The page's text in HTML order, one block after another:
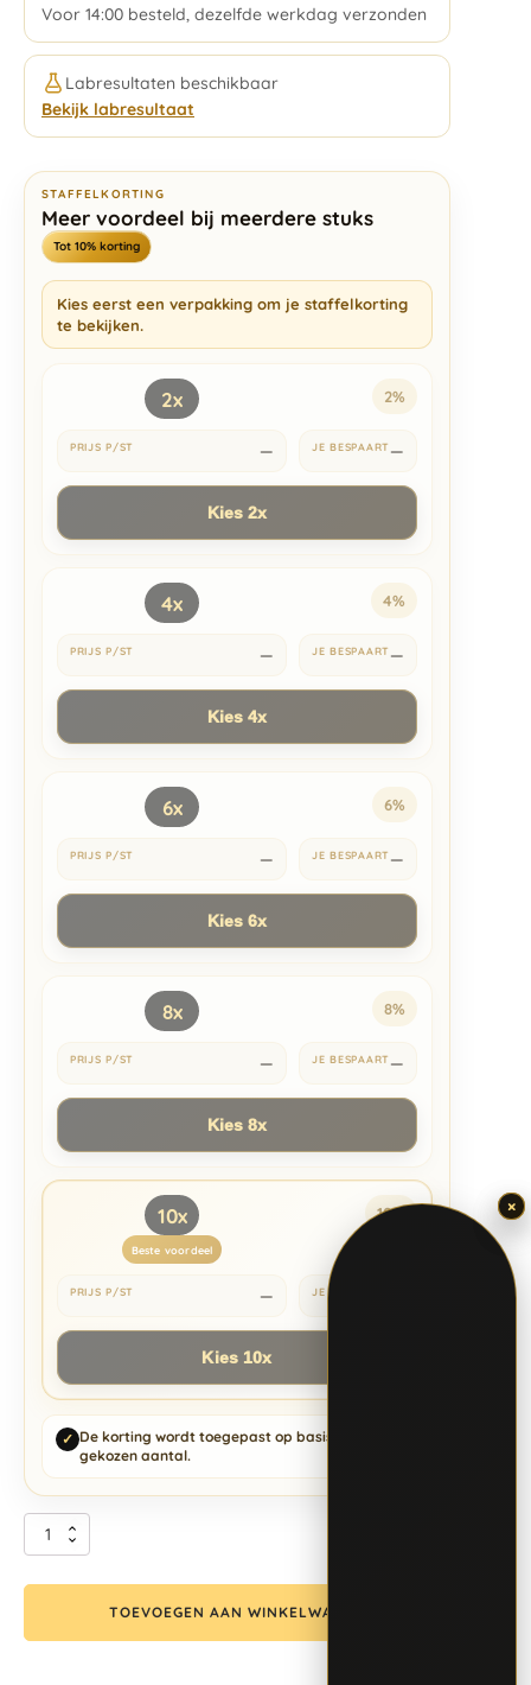
Voor 14:00 besteld, dezelfde werkdag verzonden
Labresultaten beschikbaar
Bekijk labresultaat
STAFFELKORTING
Meer voordeel bij meerdere stuks
Tot 10% korting
Kies eerst een verpakking om je staffelkorting
te bekijken.
2x 2%
— —
Kies 2x
4x 4%
— —
Kies 4x
6x 6%
— —
Kies 6x
8x 8%
— —
Kies 8x
10x
Beste voordeel
10%
—
Kies 10x
✓ De korting wordt toegepast op basis van het
gekozen aantal.
TOEVOEGEN AAN WINKELWAGEN
×
×